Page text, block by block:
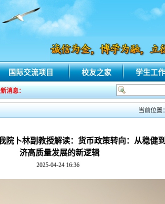
国际交流项目 校友之家 学生工
消息：
当前位置
院卜林副教授解读：货币政策转向：从稳健
济高质量发展的新逻辑
2025-04-24 16:36